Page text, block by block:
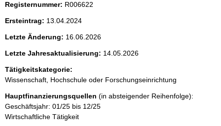
t
e
n
i
n
h
Registernummer: R006622
Ersteintrag: 13.04.2024
Letzte Änderung: 16.06.2026
Letzte Jahresaktualisierung: 14.05.2026
Tätigkeitskategorie:
Wissenschaft, Hochschule oder Forschungseinrichtung
Hauptfinanzierungsquellen (in absteigender Reihenfolge):
Geschäftsjahr: 01/25 bis 12/25
Wirtschaftliche Tätigkeit